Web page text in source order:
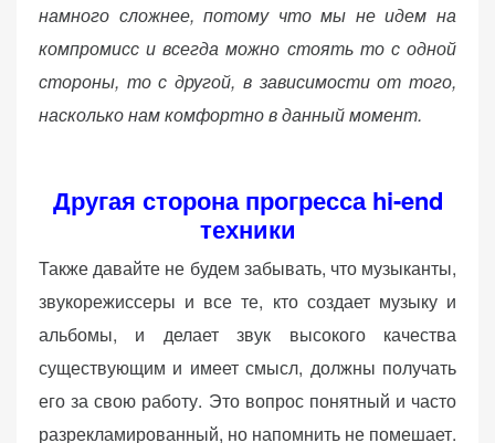
намного сложнее, потому что мы не идем на
компромисс и всегда можно стоять то с одной
стороны, то с другой, в зависимости от того,
насколько нам комфортно в данный момент.
Другая сторона прогресса hi-end
техники
Также давайте не будем забывать, что музыканты,
звукорежиссеры и все те, кто создает музыку и
альбомы, и делает звук высокого качества
существующим и имеет смысл, должны получать
его за свою работу. Это вопрос понятный и часто
разрекламированный, но напомнить не помешает.